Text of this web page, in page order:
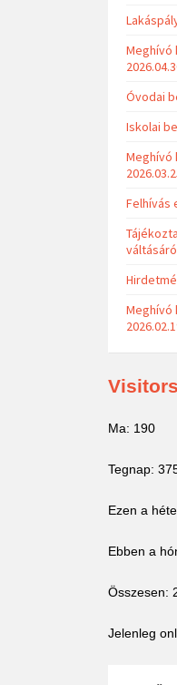
Óvodai
Iskolai
Felhívás
Visitors
Ma: 190
Tegnap:
Ezen a
Ebben a
Összesen:
Jelenleg